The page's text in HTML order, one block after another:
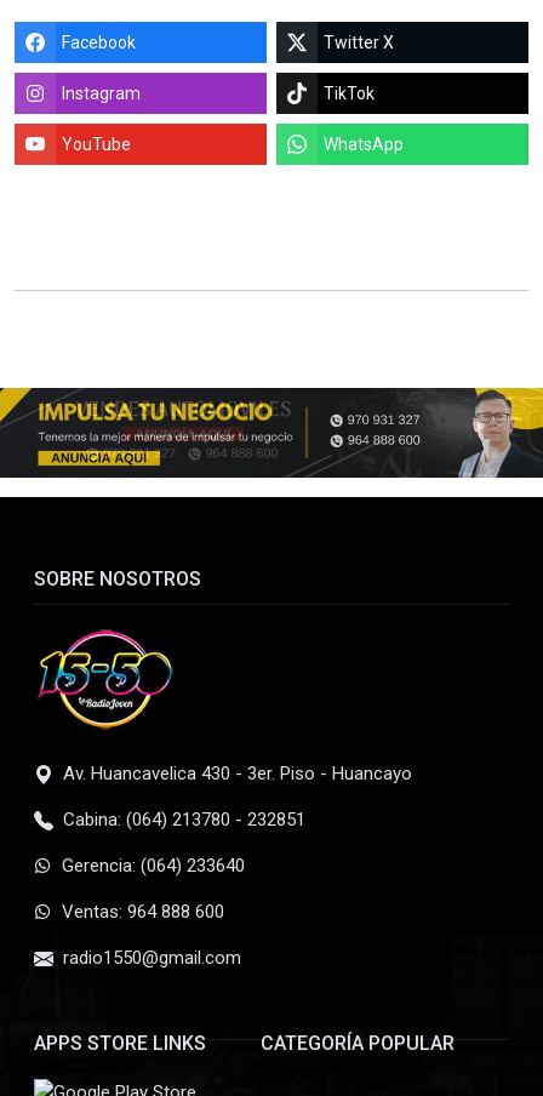
Facebook Twitter X
Instagram TikTok
YouTube WhatsApp
SOBRE NOSOTROS
Av. Huancavelica 430 - 3er. Piso - Huancayo
Cabina: (064) 213780 - 232851
Gerencia: (064) 233640
Ventas: 964 888 600
radio1550@gmail.com
APPS STORE LINKS CATEGORÍA POPULAR